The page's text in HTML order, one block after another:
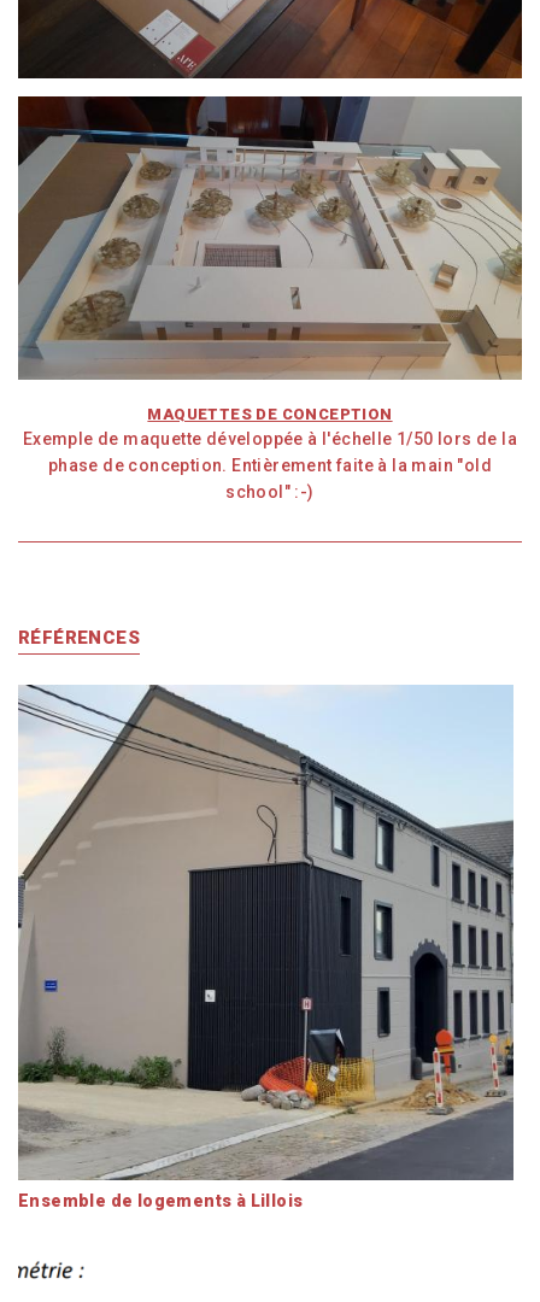
MAQUETTES DE CONCEPTION
Exemple de maquette développée à l'échelle 1/50 lors de la
phase de conception. Entièrement faite à la main "old
school" :-)
RÉFÉRENCES
Ensemble de logements à Lillois